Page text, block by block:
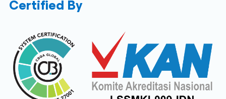
Certified By